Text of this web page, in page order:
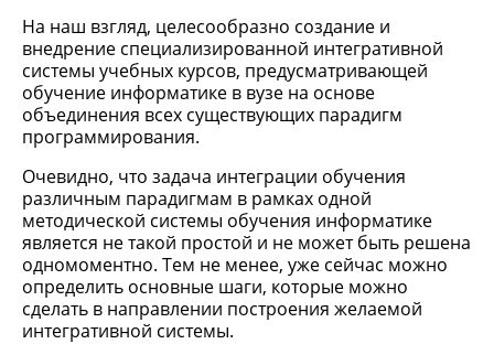
На наш взгляд, целесообразно создание и
внедрение специализированной интегративной
системы учебных курсов, предусматривающей
обучение информатике в вузе на основе
объединения всех существующих парадигм
программирования.
Очевидно, что задача интеграции обучения
различным парадигмам в рамках одной
методической системы обучения информатике
является не такой простой и не может быть решена
одномоментно. Тем не менее, уже сейчас можно
определить основные шаги, которые можно
сделать в направлении построения желаемой
интегративной системы.